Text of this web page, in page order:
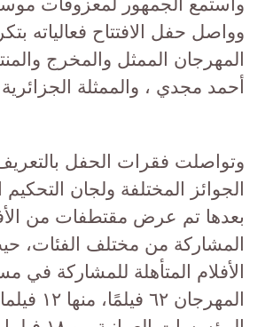
واستمع الجمهور لمعزوفات
وواصل حفل الافتتاح فعالياته
المهرجان الممثل والمخرج
أحمد مجدي ، والممثلة
وتواصلت فقرات الحفل
الجوائز المختلفة ولجان
بعدها تم عرض مقتطفات من
المشاركة من مختلف الفئات،
الأفلام المتأهلة للمشاركة في
المهرجان ٦٢